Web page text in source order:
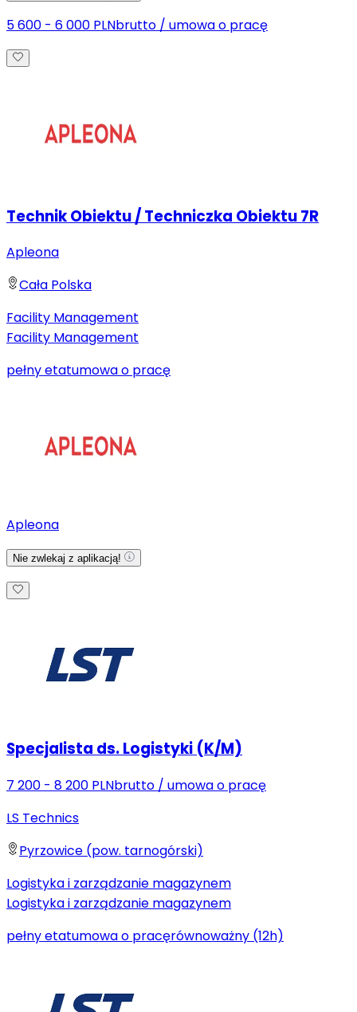
5 600 - 6 000 PLNbrutto / umowa o pracę
Technik Obiektu / Techniczka Obiektu 7R
Apleona
Cała Polska
Facility Management
Facility Management
pełny etatumowa o pracę
Apleona
Nie zwlekaj z aplikacją!
Specjalista ds. Logistyki (K/M)
7 200 - 8 200 PLNbrutto / umowa o pracę
LS Technics
Pyrzowice (pow. tarnogórski)
Logistyka i zarządzanie magazynem
Logistyka i zarządzanie magazynem
pełny etatumowa o pracęrównoważny (12h)